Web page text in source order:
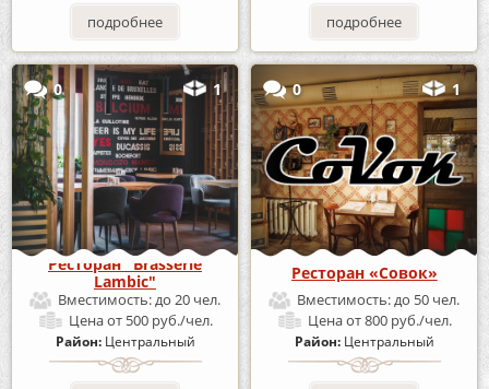
подробнее подробнее
0 1
Ресторан "Brasserie
Lambic"
Вместимость:до 20 чел.
Ценаот 500 руб./чел.
Район: Центральный
0 1
Ресторан «Совок»
Вместимость:до 50 чел.
Ценаот 800 руб./чел.
Район: Центральный